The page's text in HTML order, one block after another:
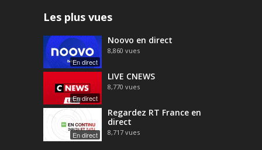
Les plus vues
En direct
Noovo en direct
8,860 vues
En direct
LIVE CNEWS
8,770 vues
En direct
Regardez RT France en
direct
8,717 vues